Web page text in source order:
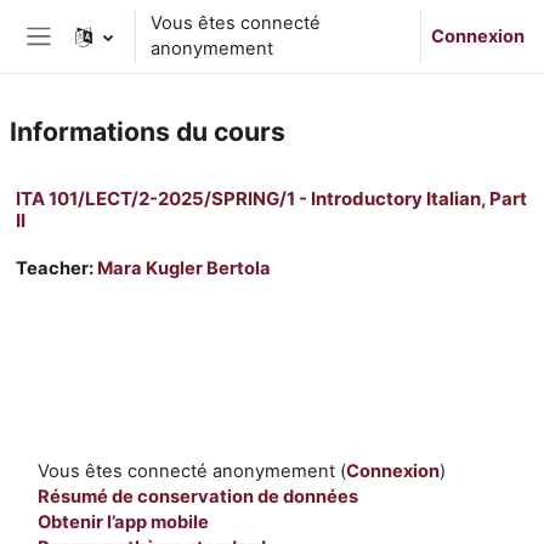
Passer au contenu principal
Panneau latéral
Vous êtes connecté
anonymement
Connexion
Informations du cours
ITA 101/LECT/2-2025/SPRING/1 - Introductory Italian, Part
II
Teacher: Mara Kugler Bertola
Vous êtes connecté anonymement (Connexion)
Résumé de conservation de données
Obtenir l’app mobile